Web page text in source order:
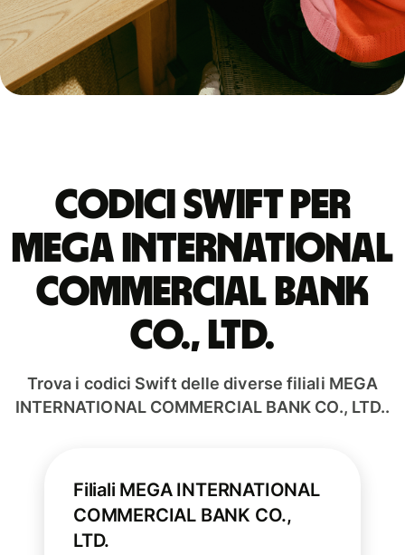
Codici Swift per
MEGA INTERNATIONAL
COMMERCIAL BANK
CO., LTD.
Trova i codici Swift delle diverse filiali MEGA
INTERNATIONAL COMMERCIAL BANK CO., LTD..
Filiali MEGA INTERNATIONAL
COMMERCIAL BANK CO.,
LTD.